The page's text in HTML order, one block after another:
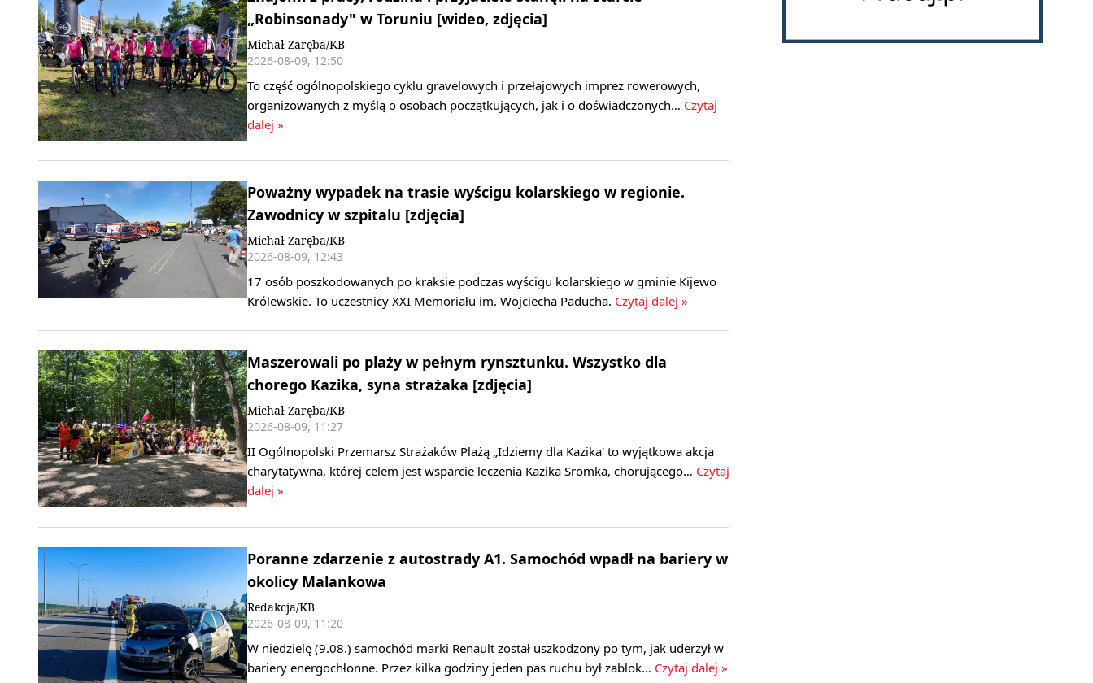
„Robinsonady" w Toruniu [wideo, zdjęcia]
Michał Zaręba/KB
2026-08-09, 12:50
To część ogólnopolskiego cyklu gravelowych i przełajowych imprez rowerowych,
organizowanych z myślą o osobach początkujących, jak i o doświadczonych… Czytaj
dalej »
Poważny wypadek na trasie wyścigu kolarskiego w regionie.
Zawodnicy w szpitalu [zdjęcia]
Michał Zaręba/KB
2026-08-09, 12:43
17 osób poszkodowanych po kraksie podczas wyścigu kolarskiego w gminie Kijewo
Królewskie. To uczestnicy XXI Memoriału im. Wojciecha Paducha. Czytaj dalej »
Maszerowali po plaży w pełnym rynsztunku. Wszystko dla
chorego Kazika, syna strażaka [zdjęcia]
Michał Zaręba/KB
2026-08-09, 11:27
II Ogólnopolski Przemarsz Strażaków Plażą „Idziemy dla Kazika' to wyjątkowa akcja
charytatywna, której celem jest wsparcie leczenia Kazika Sromka, chorującego… Czytaj
dalej »
Poranne zdarzenie z autostrady A1. Samochód wpadł na bariery w
okolicy Malankowa
Redakcja/KB
2026-08-09, 11:20
W niedzielę (9.08.) samochód marki Renault został uszkodzony po tym, jak uderzył w
bariery energochłonne. Przez kilka godziny jeden pas ruchu był zablok… Czytaj dalej »